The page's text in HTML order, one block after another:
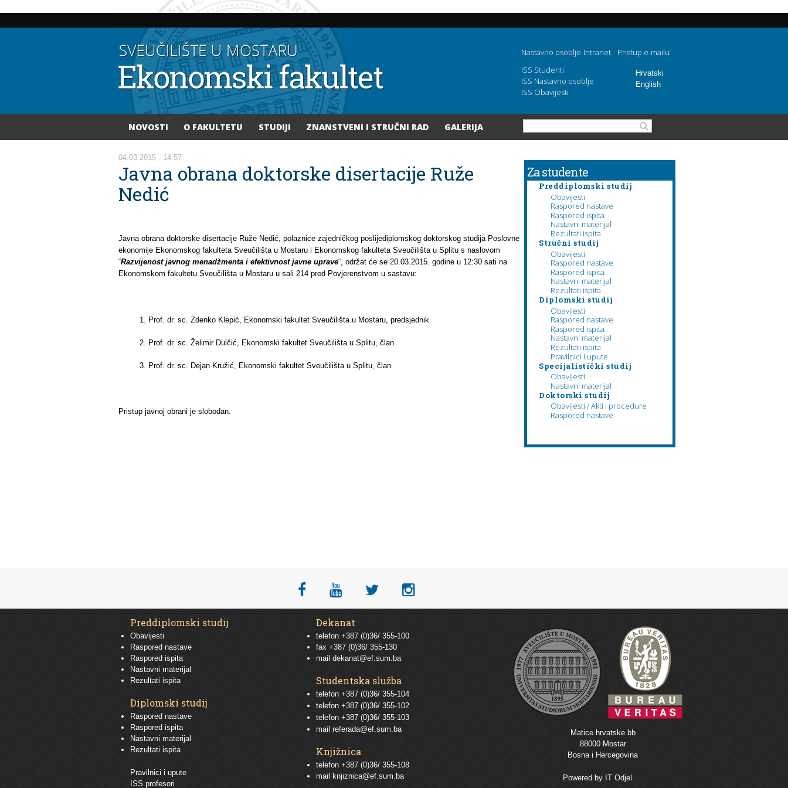
glavni
Hrvatski
English
Nastavno osoblje-Intranet
Pristup e-mailu
ISS Studenti
ISS Nastavno osoblje
ISS Obavijesti
NOVOSTI O FAKULTETU STUDIJI ZNANSTVENI I STRUČNI RAD GALERIJA Obrazac pretraživanja
Vi ste ovdje
04.03.2015 - 14:57
Javna obrana doktorske disertacije Ruže
Nedić
Javna obrana doktorske disertacije Ruže Nedić, polaznice zajedničkog poslijediplomskog doktorskog studija Poslovne
ekonomije Ekonomskog fakulteta Sveučilišta u Mostaru i Ekonomskog fakulteta Sveučilišta u Splitu s naslovom
“Razvijenost javnog menadžmenta i efektivnost javne uprave“, održat će se 20.03.2015. godine u 12:30 sati na
Ekonomskom fakultetu Sveučilišta u Mostaru u sali 214 pred Povjerenstvom u sastavu:
1. Prof. dr. sc. Zdenko Klepić, Ekonomski fakultet Sveučilišta u Mostaru, predsjednik
2. Prof. dr. sc. Želimir Dulčić, Ekonomski fakultet Sveučilišta u Splitu, član
3. Prof. dr. sc. Dejan Kružić, Ekonomski fakultet Sveučilišta u Splitu, član
Pristup javnoj obrani je slobodan.
Za studente
Preddiplomski studij
Obavijesti
Raspored nastave
Raspored ispita
Nastavni materijal
Rezultati ispita
Stručni studij
Obavijesti
Raspored nastave
Raspored ispita
Nastavni materijal
Rezultati ispita
Diplomski studij
Obavijesti
Raspored nastave
Raspored ispita
Nastavni materijal
Rezultati ispita
Pravilnici i upute
Specijalistički studij
Obavijesti
Nastavni materijal
Doktorski studij
Obavijesti / Akti i procedure
Raspored nastave
Preddiplomski studij
Obavijesti
Raspored nastave
Raspored ispita
Nastavni materijal
Rezultati ispita
Diplomski studij
Raspored nastave
Raspored ispita
Nastavni materijal
Rezultati ispita
Pravilnici i upute
ISS profesori
Dekanat
telefon +387 (0)36/ 355-100
fax +387 (0)36/ 355-130
mail dekanat@ef.sum.ba
Studentska služba
telefon +387 (0)36/ 355-104
telefon +387 (0)36/ 355-102
telefon +387 (0)36/ 355-103
mail referada@ef.sum.ba
Knjižnica
telefon +387 (0)36/ 355-108
mail
knjiznica@ef.sum.ba
Matice hrvatske bb
88000 Mostar
Bosna i Hercegovina
Powered by IT Odjel